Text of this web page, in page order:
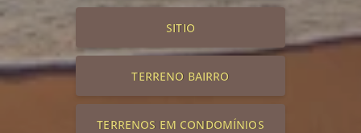
SITIO
TERRENO BAIRRO
TERRENOS EM CONDOMÍNIOS